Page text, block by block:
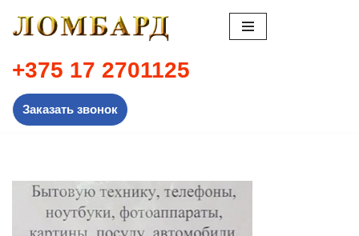
к
содержимому
+375 17 2701125
Заказать звонок